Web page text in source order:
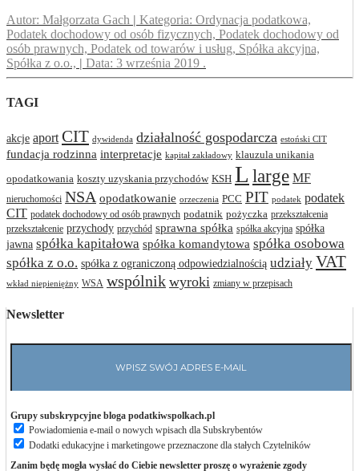
Autor: Małgorzata Gach | Kategoria: Ordynacja podatkowa,
Podatek dochodowy od osób fizycznych, Podatek dochodowy od
osób prawnych, Podatek od towarów i usług, Spółka akcyjna,
Spółka z o.o., | Data: 3 września 2019 .
TAGI
akcje aport CIT dywidenda działalność gospodarcza estoński CIT
fundacja rodzinna interpretacje kapitał zakładowy klauzula unikania
opodatkowania koszty uzyskania przychodów KSH L large MF
nieruchomości NSA opodatkowanie orzeczenia PCC PIT podatek podatek
CIT podatek dochodowy od osób prawnych podatnik pożyczka przekształcenia
przekształcenie przychody przychód sprawna spółka spółka akcyjna spółka
jawna spółka kapitałowa spółka komandytowa spółka osobowa
spółka z o.o. spółka z ograniczoną odpowiedzialnością udziały VAT
wkład niepieniężny WSA wspólnik wyroki zmiany w przepisach
Newsletter
Grupy subskrypcyjne bloga podatkiwspolkach.pl
Powiadomienia e-mail o nowych wpisach dla Subskrybentów
Dodatki edukacyjne i marketingowe przeznaczone dla stałych Czytelników
Zanim będę mogła wysłać do Ciebie newsletter proszę o wyrażenie zgody